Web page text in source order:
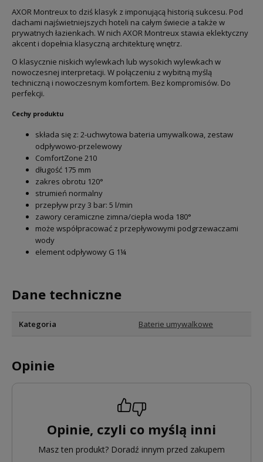
AXOR Montreux to dziś klasyk z imponującą historią sukcesu. Pod
dachami najświetniejszych hoteli na całym świecie a także w
prywatnych łazienkach. W nich AXOR Montreux stawia eklektyczny
akcent i dopełnia klasyczną architekturę wnętrz.
O klasycznie niskich wylewkach lub wysokich wylewkach w
nowoczesnej interpretacji. W połączeniu z wybitną myślą
techniczną i nowoczesnym komfortem. Bez kompromisów. Do
perfekcji.
Cechy produktu
składa się z: 2-uchwytowa bateria umywalkowa, zestaw
odpływowo-przelewowy
ComfortZone 210
długość 175 mm
zakres obrotu 120°
strumień normalny
przepływ przy 3 bar: 5 l/min
zawory ceramiczne zimna/ciepła woda 180°
może współpracować z przepływowymi podgrzewaczami
wody
element odpływowy G 1¼
Dane techniczne
Kategoria Baterie umywalkowe
Opinie
Opinie, czyli co myślą inni
Masz ten produkt? Doradź innym przed zakupem